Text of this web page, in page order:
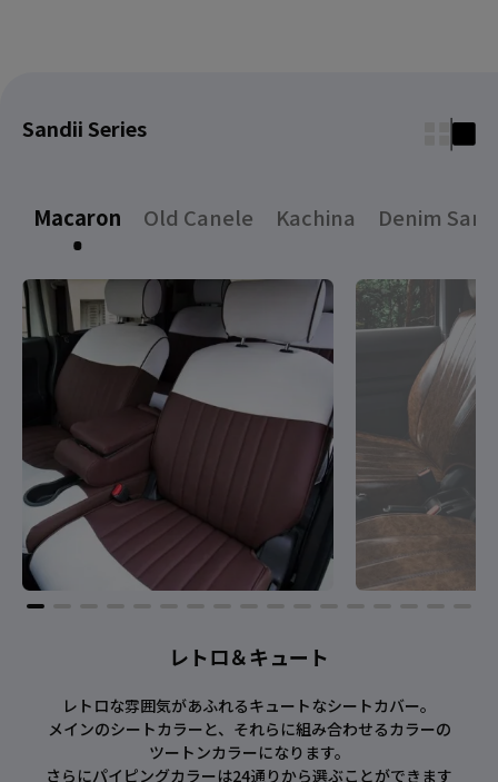
Sandii Series
Macaron Old Canele Kachina Denim Sand
レトロ＆キュート
レトロな雰囲気があふれるキュートなシートカバー。
メインのシートカラーと、それらに組み合わせるカラーの
ツートンカラーになります。
さらにパイピングカラーは24通りから選ぶことができます